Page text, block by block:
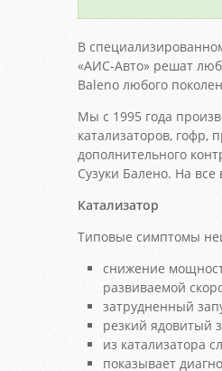
В
«АИС-Авто» решат
Baleno любого
Мы с 1995 года
катализаторов, гофр,
дополнительного
Сузуки Балено. На все
Катализатор
Типовые симптомы
снижение
развиваемой
затрудненный
резкий ядовитый
из катализатора
показывает